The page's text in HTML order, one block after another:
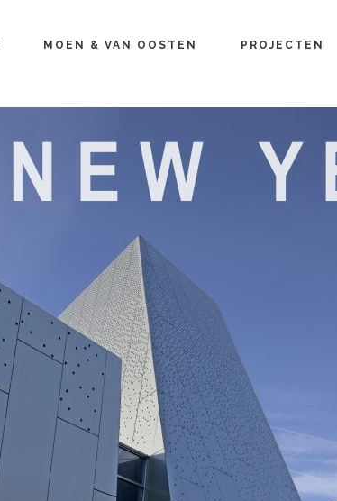
MOEN & VAN OOSTEN PROJECTEN